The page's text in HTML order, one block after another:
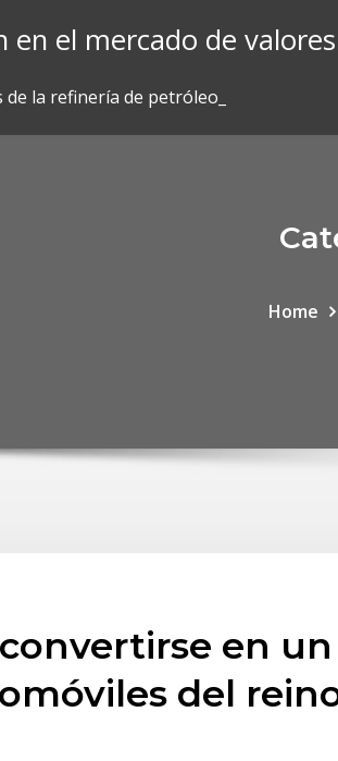
en el mercado de
la refinería de petróleo_
Home
en
del